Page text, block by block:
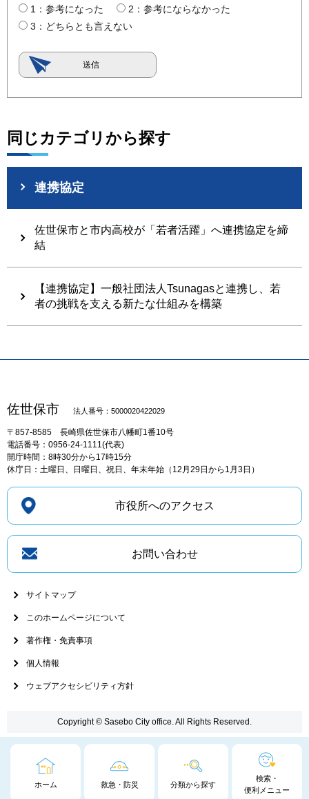
ホーム 救急・防災 分類から探す
検索・
便利メニュー
1：参考になった
2：参考にならなかった
3：どちらとも言えない
同じカテゴリから探す
連携協定
佐世保市と市内高校が「若者活躍」へ連携協定を締
結
【連携協定】一般社団法人Tsunagasと連携し、若
者の挑戦を支える新たな仕組みを構築
佐世保市 法人番号：5000020422029
〒857-8585 長崎県佐世保市八幡町1番10号
電話番号：0956-24-1111(代表)
開庁時間：8時30分から17時15分
休庁日：土曜日、日曜日、祝日、年末年始（12月29日から1月3日）
市役所へのアクセス
お問い合わせ
サイトマップ
このホームページについて
著作権・免責事項
個人情報
ウェブアクセシビリティ方針
Copyright © Sasebo City office. All Rights Reserved.